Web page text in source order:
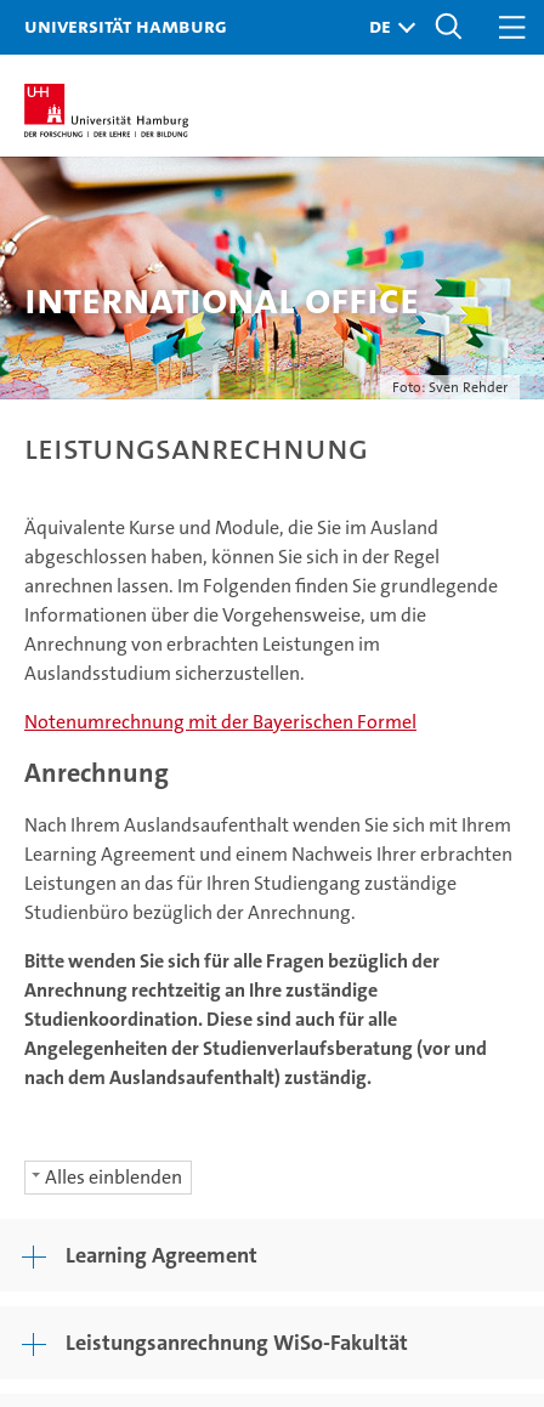
Universität Hamburg
Foto: Sven Rehder
International Office
Leistungsanrechnung
Äquivalente Kurse und Module, die Sie im Ausland
abgeschlossen haben, können Sie sich in der Regel
anrechnen lassen. Im Folgenden finden Sie grundlegende
Informationen über die Vorgehensweise, um die
Anrechnung von erbrachten Leistungen im
Auslandsstudium sicherzustellen.
Notenumrechnung mit der Bayerischen Formel
Anrechnung
Nach Ihrem Auslandsaufenthalt wenden Sie sich mit Ihrem
Learning Agreement und einem Nachweis Ihrer erbrachten
Leistungen an das für Ihren Studiengang zuständige
Studienbüro bezüglich der Anrechnung.
Bitte wenden Sie sich für alle Fragen bezüglich der
Anrechnung rechtzeitig an Ihre zuständige
Studienkoordination. Diese sind auch für alle
Angelegenheiten der Studienverlaufsberatung (vor und
nach dem Auslandsaufenthalt) zuständig.
Alles einblenden
Learning Agreement
Leistungsanrechnung WiSo-Fakultät